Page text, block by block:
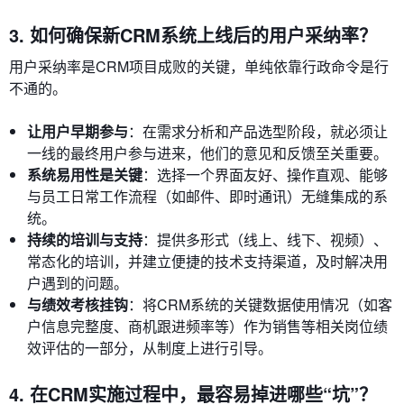
3. 如何确保新CRM系统上线后的用户采纳率？
用户采纳率是CRM项目成败的关键，单纯依靠行政命令是行
不通的。
让用户早期参与：在需求分析和产品选型阶段，就必须让
一线的最终用户参与进来，他们的意见和反馈至关重要。
系统易用性是关键：选择一个界面友好、操作直观、能够
与员工日常工作流程（如邮件、即时通讯）无缝集成的系
统。
持续的培训与支持：提供多形式（线上、线下、视频）、
常态化的培训，并建立便捷的技术支持渠道，及时解决用
户遇到的问题。
与绩效考核挂钩：将CRM系统的关键数据使用情况（如客
户信息完整度、商机跟进频率等）作为销售等相关岗位绩
效评估的一部分，从制度上进行引导。
4. 在CRM实施过程中，最容易掉进哪些“坑”？